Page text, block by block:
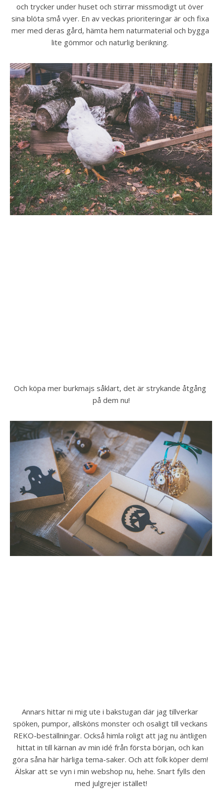
och trycker under huset och stirrar missmodigt ut över
sina blöta små vyer. En av veckas prioriteringar är och fixa
mer med deras gård, hämta hem naturmaterial och bygga
lite gömmor och naturlig berikning.
Och köpa mer burkmajs såklart, det är strykande åtgång
på dem nu!
Annars hittar ni mig ute i bakstugan där jag tillverkar
spöken, pumpor, allsköns monster och osaligt till veckans
REKO-beställningar. Också himla roligt att jag nu äntligen
hittat in till kärnan av min idé från första början, och kan
göra såna här härliga tema-saker. Och att folk köper dem!
Älskar att se vyn i min webshop nu, hehe. Snart fylls den
med julgrejer istället!